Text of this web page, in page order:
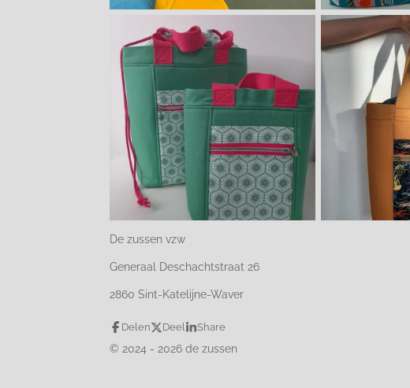
De zussen vzw
Generaal Deschachtstraat 26
2860 Sint-Katelijne-Waver
Delen Deel Share
© 2024 - 2026 de zussen